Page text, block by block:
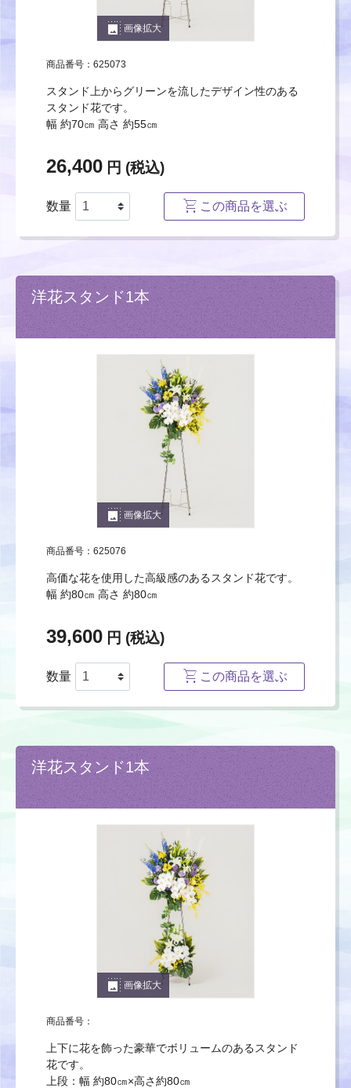
photo_size_select_large 画像拡大
商品番号：625073
スタンド上からグリーンを流したデザイン性のある
スタンド花です。
幅 約70㎝ 高さ 約55㎝
26,400 円 (税込)
数量 この商品を選ぶ
洋花スタンド1本
photo_size_select_large 画像拡大
商品番号：625076
高価な花を使用した高級感のあるスタンド花です。
幅 約80㎝ 高さ 約80㎝
39,600 円 (税込)
数量 この商品を選ぶ
洋花スタンド1本
photo_size_select_large 画像拡大
商品番号：
上下に花を飾った豪華でボリュームのあるスタンド
花です。
上段：幅 約80㎝×高さ約80㎝